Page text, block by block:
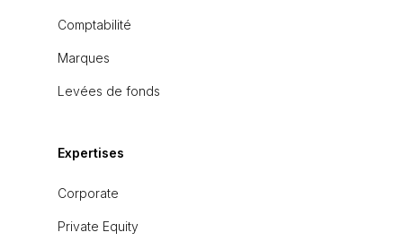
Comptabilité
Marques
Levées de fonds
Expertises
Corporate
Private Equity